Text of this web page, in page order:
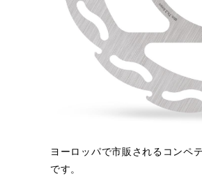
ヨーロッパで市販されるコンペ
です。